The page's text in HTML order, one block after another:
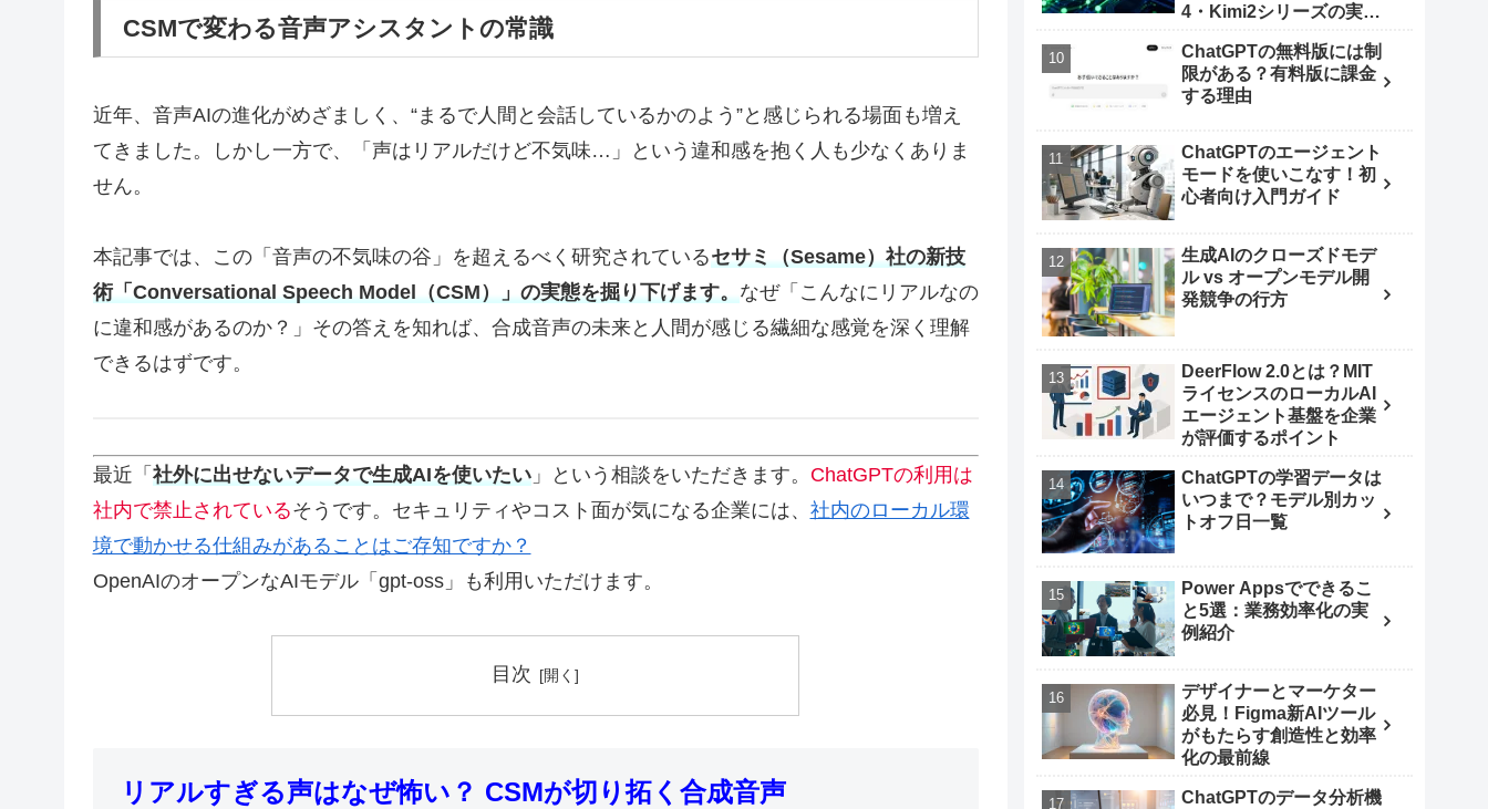
CSMで変わる音声アシスタントの常識
近年、音声AIの進化がめざましく、“まるで人間と会話しているかのよう”と感じられる場面も増え
てきました。しかし一方で、「声はリアルだけど不気味…」という違和感を抱く人も少なくありま
せん。
本記事では、この「音声の不気味の谷」を超えるべく研究されているセサミ（Sesame）社の新技
術「Conversational Speech Model（CSM）」の実態を掘り下げます。 なぜ「こんなにリアルなの
に違和感があるのか？」その答えを知れば、合成音声の未来と人間が感じる繊細な感覚を深く理解
できるはずです。
最近「 社外に出せないデータで生成AIを使いたい」という相談をいただきます。 ChatGPTの利用は
社内で禁止されているそうです。セキュリティやコスト面が気になる企業には、 社内のローカル環
境で動かせる仕組みがあることはご存知ですか？
OpenAIのオープンなAIモデル「gpt-oss」も利用いただけます。
目次
リアルすぎる声はなぜ怖い？ CSMが切り拓く合成音声
4・Kimi2シリーズの実力
ChatGPTの無料版には制
限がある？有料版に課金
する理由
ChatGPTのエージェント
モードを使いこなす！初
心者向け入門ガイド
生成AIのクローズドモデ
ル vs オープンモデル開
発競争の行方
DeerFlow 2.0とは？MIT
ライセンスのローカルAI
エージェント基盤を企業
が評価するポイント
ChatGPTの学習データは
いつまで？モデル別カッ
トオフ日一覧
Power Appsでできるこ
と5選：業務効率化の実
例紹介
デザイナーとマーケター
必見！Figma新AIツール
がもたらす創造性と効率
化の最前線
ChatGPTのデータ分析機